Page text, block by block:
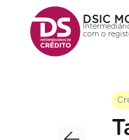
DSIC
com o